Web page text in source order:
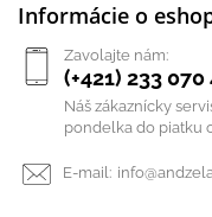
Informácie o
Zavolajte nám:
(+421) 233 070
Náš zákaznícky
pondelka do piatku
E-mail: